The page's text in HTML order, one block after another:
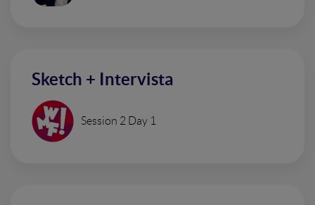
Sketch + Intervista
Session 2 Day 1